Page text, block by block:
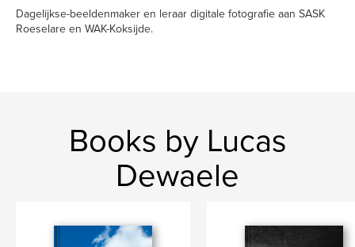
Dagelijkse-beeldenmaker en leraar digitale fotografie aan SASK
Roeselare en WAK-Koksijde.
Books by Lucas
Dewaele